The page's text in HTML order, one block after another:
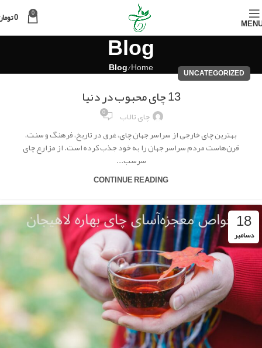
0
0
Blog
Home
Blog UNCATEGORIZED
13 چای محبوب در دنیا
چای تالاب 0
بهترین چای خارجی از سراسر جهان چای، غرق در تاریخ، فرهنگ و سنت،
قرن‌هاست مردم سراسر جهان را به خود جذب کرده است. از مزارع چای
سرسب...
CONTINUE READING
18
دسامبر